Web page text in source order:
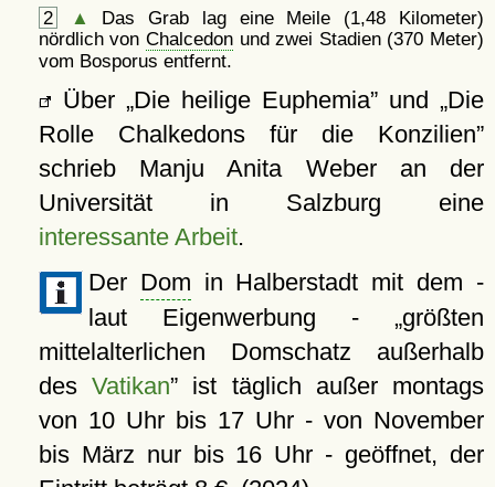
2
▲
Das Grab lag eine Meile (1,48 Kilometer)
nördlich vonChalcedon und zwei Stadien (370 Meter)
vom Bosporus entfernt.
Über Die heilige Euphemia und
Die
Rolle Chalkedons für die Konzilien
schrieb Manju Anita Weber an der
Universität in Salzburg eine
interessante Arbeit.
Der Dom in Halberstadt mit dem -
laut Eigenwerbung -
größten
mittelalterlichen Domschatz außerhalb
desVatikan
ist täglich außer montags
von 10 Uhr bis 17 Uhr - von November
bis März nur bis 16 Uhr - geöffnet, der